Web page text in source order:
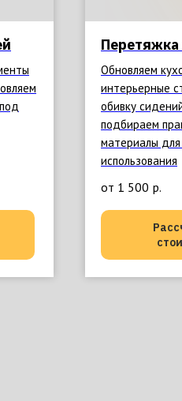
Перетяжка
Обновляем
интерьерные
обивку
подбираем
материалы для
использования
от 1 500 р.